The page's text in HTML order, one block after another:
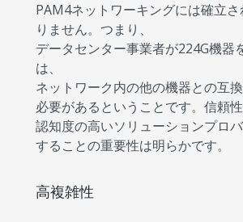
PAM4ネットワーキングには確立
りません。つまり、
データセンター事業者が224G機器
は、
ネットワーク内の他の機器との互
必要があるということです。信頼性
認知度の高いソリューションプロ
することの重要性は明らかです。
高複雑性